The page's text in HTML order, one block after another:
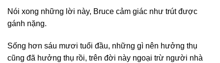
Nói xong những lời này, Bruce cảm giác như trút được
gánh nặng.
Sống hơn sáu mươi tuổi đầu, những gì nên hưởng thụ
cũng đã hưởng thụ rồi, trên đời này ngoại trừ người nhà